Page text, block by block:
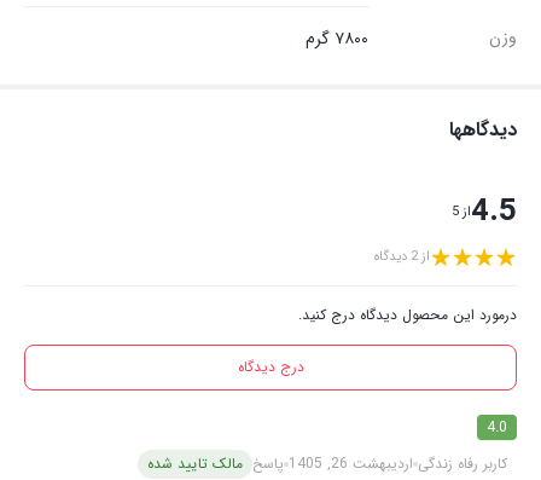
وزن ۷۸۰۰ گرم
دیدگاهها
4.5از 5
از 2 دیدگاه
درمورد این محصول دیدگاه درج کنید.
درج دیدگاه
4.0
کاربر رفاه زندگی اردیبهشت 26, 1405 پاسخ مالک تایید شده